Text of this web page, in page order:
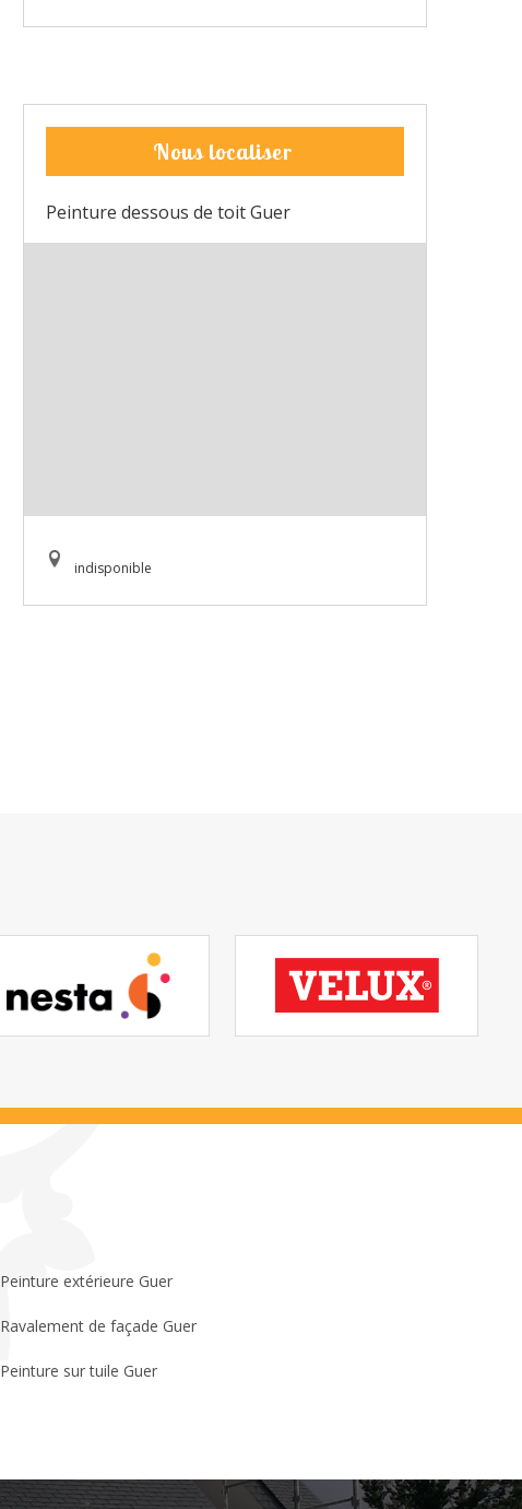
Nous localiser
Peinture dessous de toit Guer
indisponible
Peinture extérieure Guer
Ravalement de façade Guer
Peinture sur tuile Guer